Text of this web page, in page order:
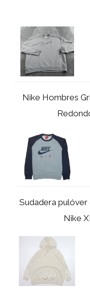
Nike Hombres
Sudadera pulóver
Nike